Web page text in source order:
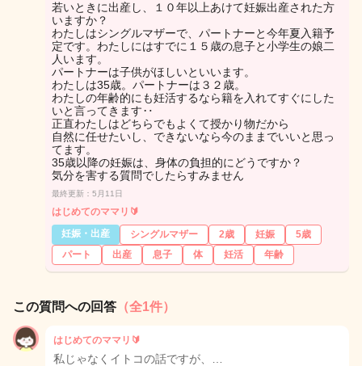
若いときに出産し、１０年以上あけて妊娠出産された方
いますか？
わたしはシングルマザーで、パートナーと今年夏入籍予
定です。わたしにはすでに１５歳の息子と小学生の娘二
人います。
パートナーは子供がほしいといいます。
わたしは35歳。パートナーは３２歳。
わたしの年齢的にも妊活するなら籍を入れてすぐにした
いと言ってきます‥
正直わたしはどちらでもよくて授かり物だから
自然に任せたいし、できないなら今のままでいいと思っ
てます。
35歳以降の妊娠は、身体の負担的にどうですか？
気分を害する質問でしたらすみません
最終更新：5月11日
はじめてのママリ🔰
妊娠・出産
シングルマザー 2歳 妊娠
5歳
パート
出産 息子 体 妊活 年齢
この質問への回答 （全1件）
はじめてのママリ🔰
私じゃなくイトコの話ですが、…